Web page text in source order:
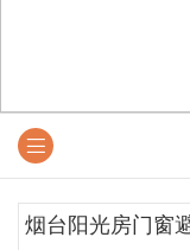
烟台阳光房门窗